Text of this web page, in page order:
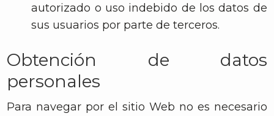
autorizado o uso indebido de los datos de
sus usuarios por parte de terceros.
Obtención de datos
personales
Para navegar por el sitio Web no es necesario